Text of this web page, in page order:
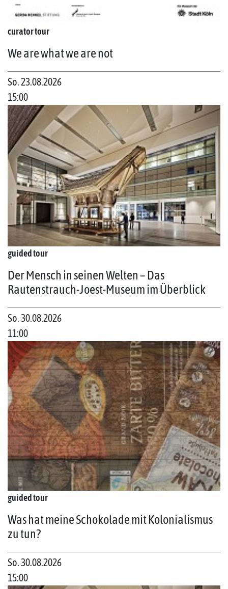
curator tour
We are what we are not
So. 23.08.2026
15:00
guided tour
Der Mensch in seinen Welten – Das
Rautenstrauch-Joest-Museum im Überblick
So. 30.08.2026
11:00
guided tour
Was hat meine Schokolade mit Kolonialismus
zu tun?
So. 30.08.2026
15:00